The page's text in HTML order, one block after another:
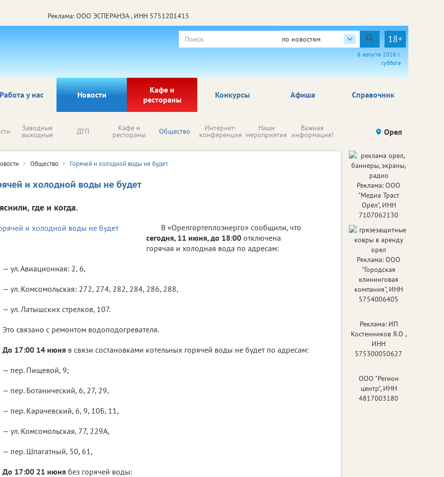
Реклама: ООО ЭСПЕРАНЗА , ИНН 5751201415
по новостям 18+
8 августа 2026 г.
суббота
у нас Новости
Кафе и
рестораны
Афиша Справочник
Конкурсы
Заводные
выходные ДТП Кафе и
рестораны Общество Интернет-
конференция
Наши
мероприятия
Важная
информация! Происшествия Здоровье
Орел
Общество Горячей и холодной воды не будет
и холодной воды не будет
где и когда.
В «Орелгортеплоэнерго» сообщили, что
сегодня, 11 июня, до 18:00 отключена
горячая и холодная вода по адресам:
— ул. Авиационная: 2, 6,
— ул. Комсомольская: 272, 274, 282, 284, 286, 288,
— ул. Латышских стрелков, 107.
Это связано с ремонтом водоподогревателя.
До 17:00 14 июня в связи состановками котельных горячей воды не будет по адресам:
— пер. Пищевой, 9;
— пер. Ботанический, 6, 27, 29,
— пер. Карачевский, 6, 9, 10Б, 11,
— ул. Комсомольская, 77, 229А,
— пер. Шпагатный, 50, 61,
До 17:00 21 июня без горячей воды:
Реклама: ООО
"Медиа Траст
Орёл", ИНН
7107062130
Реклама: ООО
"Городская
клининговая
компания", ИНН
5754006405
Реклама: ИП
Костенников Я.О ,
ИНН
575300050627
ООО "Регион
центр", ИНН
4817003180